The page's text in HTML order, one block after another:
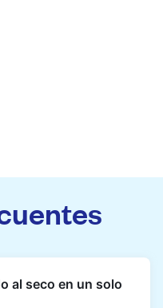
al seco en un solo